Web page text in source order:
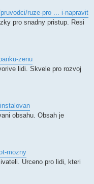
ruze-pro ... i-napravit
pro snadny pristup. Resi
zenu
lidi. Skvele pro rozvoj
obsahu. Obsah je
mozny
Urceno pro lidi, kteri